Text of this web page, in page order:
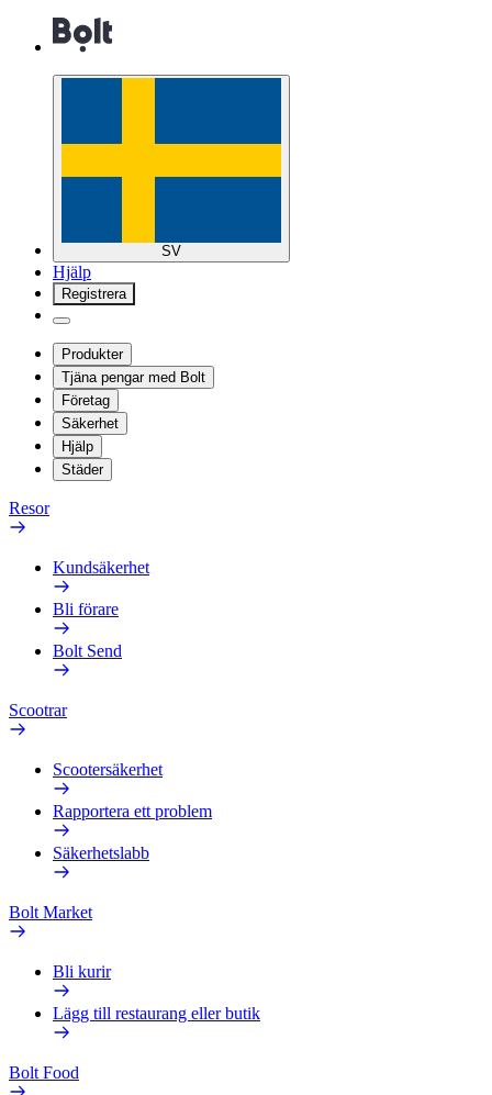
SV
Hjälp
Registrera
Produkter
Tjäna pengar med Bolt
Företag
Säkerhet
Hjälp
Städer
Resor
Kundsäkerhet
Bli förare
Bolt Send
Scootrar
Scootersäkerhet
Rapportera ett problem
Säkerhetslabb
Bolt Market
Bli kurir
Lägg till restaurang eller butik
Bolt Food